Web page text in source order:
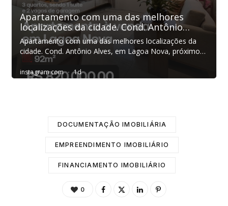
DOCUMENTAÇÃO IMOBILIÁRIA
EMPREENDIMENTO IMOBILIÁRIO
FINANCIAMENTO IMOBILIÁRIO
0